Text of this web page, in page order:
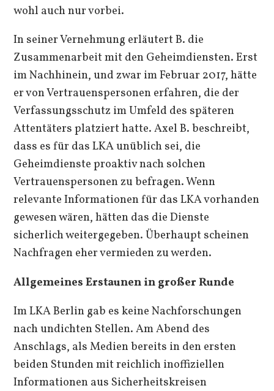
wohl auch nur vorbei.
In seiner Vernehmung erläutert B. die
Zusammenarbeit mit den Geheimdiensten. Erst
im Nachhinein, und zwar im Februar 2017, hätte
er von Vertrauenspersonen erfahren, die der
Verfassungsschutz im Umfeld des späteren
Attentäters platziert hatte. Axel B. beschreibt,
dass es für das LKA unüblich sei, die
Geheimdienste proaktiv nach solchen
Vertrauenspersonen zu befragen. Wenn
relevante Informationen für das LKA vorhanden
gewesen wären, hätten das die Dienste
sicherlich weitergegeben. Überhaupt scheinen
Nachfragen eher vermieden zu werden.
Allgemeines Erstaunen in großer Runde
Im LKA Berlin gab es keine Nachforschungen
nach undichten Stellen. Am Abend des
Anschlags, als Medien bereits in den ersten
beiden Stunden mit reichlich inoffiziellen
Informationen aus Sicherheitskreisen